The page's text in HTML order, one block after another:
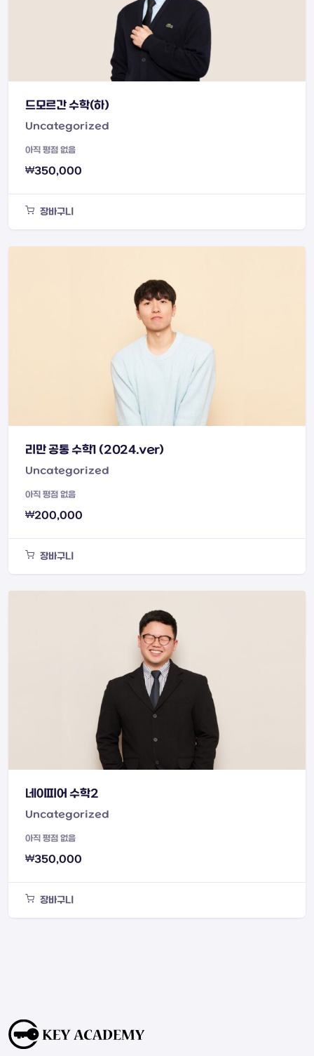
드모르간 수학(하)
Uncategorized
아직 평점 없음
₩350,000
장바구니
리만 공통 수학1 (2024.ver)
Uncategorized
아직 평점 없음
₩200,000
장바구니
네이피어 수학2
Uncategorized
아직 평점 없음
₩350,000
장바구니